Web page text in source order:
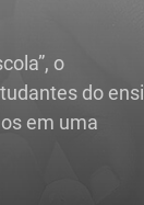
o
do
em uma